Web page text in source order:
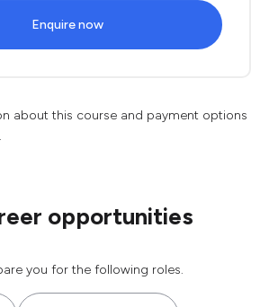
Enquire now
about this course and payment options
opportunities
you for the following roles.